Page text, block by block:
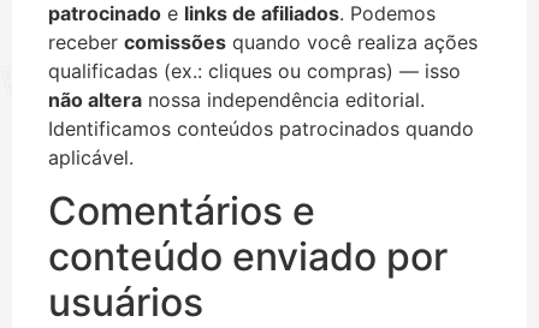
patrocinado e links de afiliados. Podemos
receber comissões quando você realiza ações
qualificadas (ex.: cliques ou compras) — isso
não altera nossa independência editorial.
Identificamos conteúdos patrocinados quando
aplicável.
Comentários e
conteúdo enviado por
usuários